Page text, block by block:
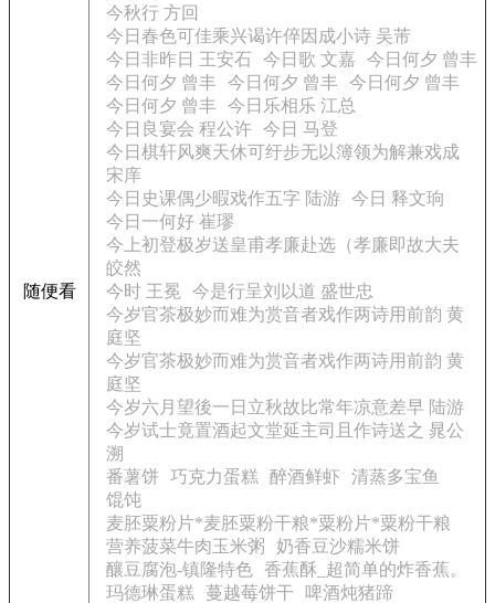
随便看
今秋行 方回
今日春色可佳乘兴谒许倅因成小诗 吴芾
今日非昨日 王安石 今日歌 文嘉
今日何夕 曾丰
今日何夕 曾丰 今日何夕 曾丰 今日何夕 曾丰
今日何夕 曾丰 今日乐相乐 江总
今日良宴会 程公许 今日 马登
今日棋轩风爽天休可纡步无以簿领为解兼戏成
宋庠
今日史课偶少暇戏作五字 陆游
今日 释文珦
今日一何好 崔璆
今上初登极岁送皇甫孝廉赴选（孝廉即故大夫
皎然
今时 王冕
今是行呈刘以道 盛世忠
今岁官茶极妙而难为赏音者戏作两诗用前韵 黄
庭坚
今岁官茶极妙而难为赏音者戏作两诗用前韵 黄
庭坚
今岁六月望後一日立秋故比常年凉意差早 陆游
今岁试士竟置酒起文堂延主司且作诗送之 晁公
溯
番薯饼
巧克力蛋糕 醉酒鲜虾
清蒸多宝鱼
馄饨
麦胚粟粉片*麦胚粟粉干粮*粟粉片*粟粉干粮
营养菠菜牛肉玉米粥
奶香豆沙糯米饼
釀豆腐泡-镇隆特色 香蕉酥_超简单的炸香蕉。
玛德琳蛋糕
蔓越莓饼干
啤酒炖猪蹄